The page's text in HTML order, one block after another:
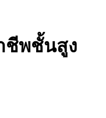
ชีพชั้นสูง